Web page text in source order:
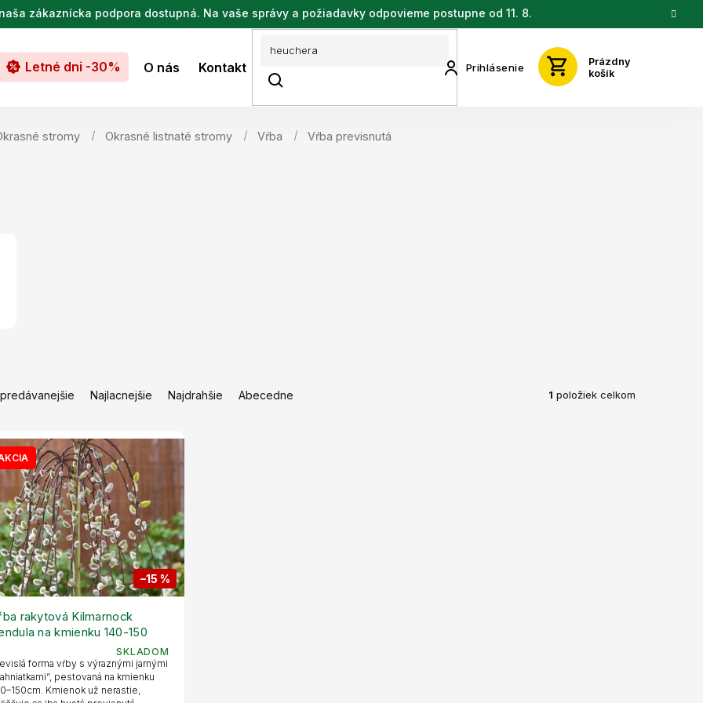
zákaznícka podpora dostupná. Na vaše správy a požiadavky odpovieme postupne od 11. 8.
Prihlásenie
Prázdny
košík
Letné dni -30% O nás Kontakt
stromy Okrasné listnaté stromy Vŕba Vŕba previsnutá
Najlacnejšie Najdrahšie Abecedne 1 položiek celkom
–15 %
rakytová Kilmarnock
na kmienku 140-150
SKLADOM
forma vŕby s výraznými jarnými
pestovaná na kmienku
Kmienok už nerastie,